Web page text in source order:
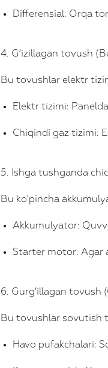
Differensial: Orqa
4. G‘izillagan tovush
Bu tovushlar elektr
Elektr tizimi:
Chiqindi gaz tizimi:
5. Ishga tushganda
Bu ko‘pincha
Akkumulyator:
Starter motor: Agar
6. Gurg‘illagan tovush
Bu tovushlar sovutish
Havo pufakchalari: